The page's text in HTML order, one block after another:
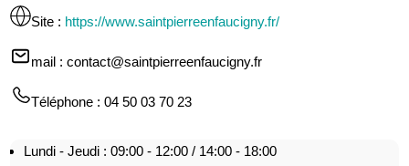
Site : https://www.saintpierreenfaucigny.fr/
mail : contact@saintpierreenfaucigny.fr
Téléphone : 04 50 03 70 23
Lundi - Jeudi : 09:00 - 12:00 / 14:00 - 18:00